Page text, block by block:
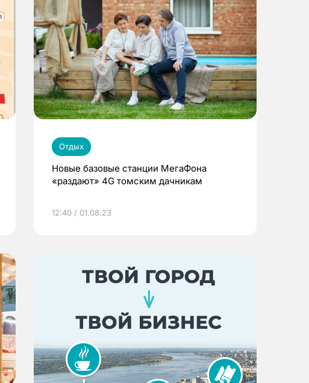
Отдых
Новые базовые станции МегаФона
«раздают» 4G томским дачникам
12:40 / 01.08.23